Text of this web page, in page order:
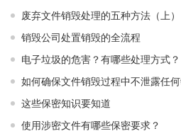
废弃文件销毁处理的五种方法（上）
销毁公司处置销毁的全流程
电子垃圾的危害？有哪些处理方式？
如何确保文件销毁过程中不泄露任
这些保密知识要知道
使用涉密文件有哪些保密要求？